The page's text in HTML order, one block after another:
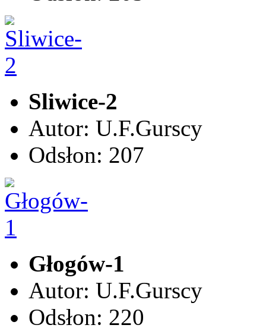
Sliwice-2
Autor: U.F.Gurscy
Odsłon: 207
Głogów-1
Autor: U.F.Gurscy
Odsłon: 220